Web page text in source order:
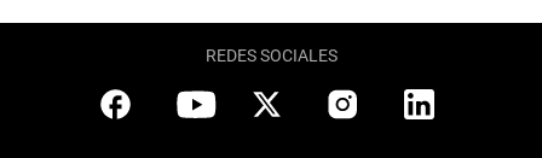
REDES SOCIALES